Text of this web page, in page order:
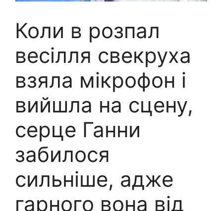
Коли в розпал
весілля свекруха
взяла мікрофон і
вийшла на сцену,
серце Ганни
забилося
сильніше, адже
гарного вона від